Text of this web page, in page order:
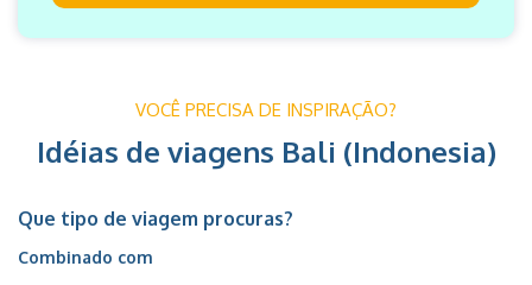
VOCÊ PRECISA DE INSPIRAÇÃO?
Idéias de viagens Bali (Indonesia)
Que tipo de viagem procuras?
Combinado com